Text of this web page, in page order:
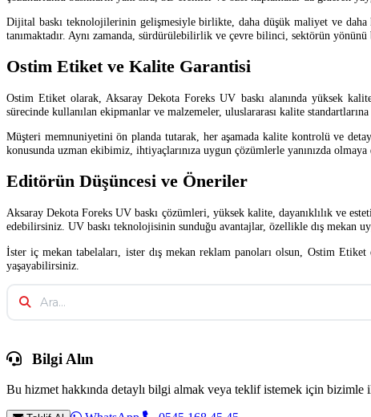
Dijital baskı teknolojilerinin gelişmesiyle birlikte, daha düşük maliyet ve
tanımaktadır. Aynı zamanda, sürdürülebilirlik ve çevre bilinci, sektörün
Ostim Etiket ve Kalite Garantisi
Ostim Etiket olarak, Aksaray Dekota Foreks UV baskı alanında yüksek
sürecinde kullanılan ekipmanlar ve malzemeler, uluslararası kalite
Müşteri memnuniyetini ön planda tutarak, her aşamada kalite kontrolü ve
konusunda uzman ekibimiz, ihtiyaçlarınıza uygun çözümlerle yanınızda olmaya
Editörün Düşüncesi ve Öneriler
Aksaray Dekota Foreks UV baskı çözümleri, yüksek kalite, dayanıklılık ve
edebilirsiniz. UV baskı teknolojisinin sunduğu avantajlar, özellikle dış mekan
İster iç mekan tabelaları, ister dış mekan reklam panoları olsun, Ostim
yaşayabilirsiniz.
Bilgi Alın
Bu hizmet hakkında detaylı bilgi almak veya teklif istemek için bizimle